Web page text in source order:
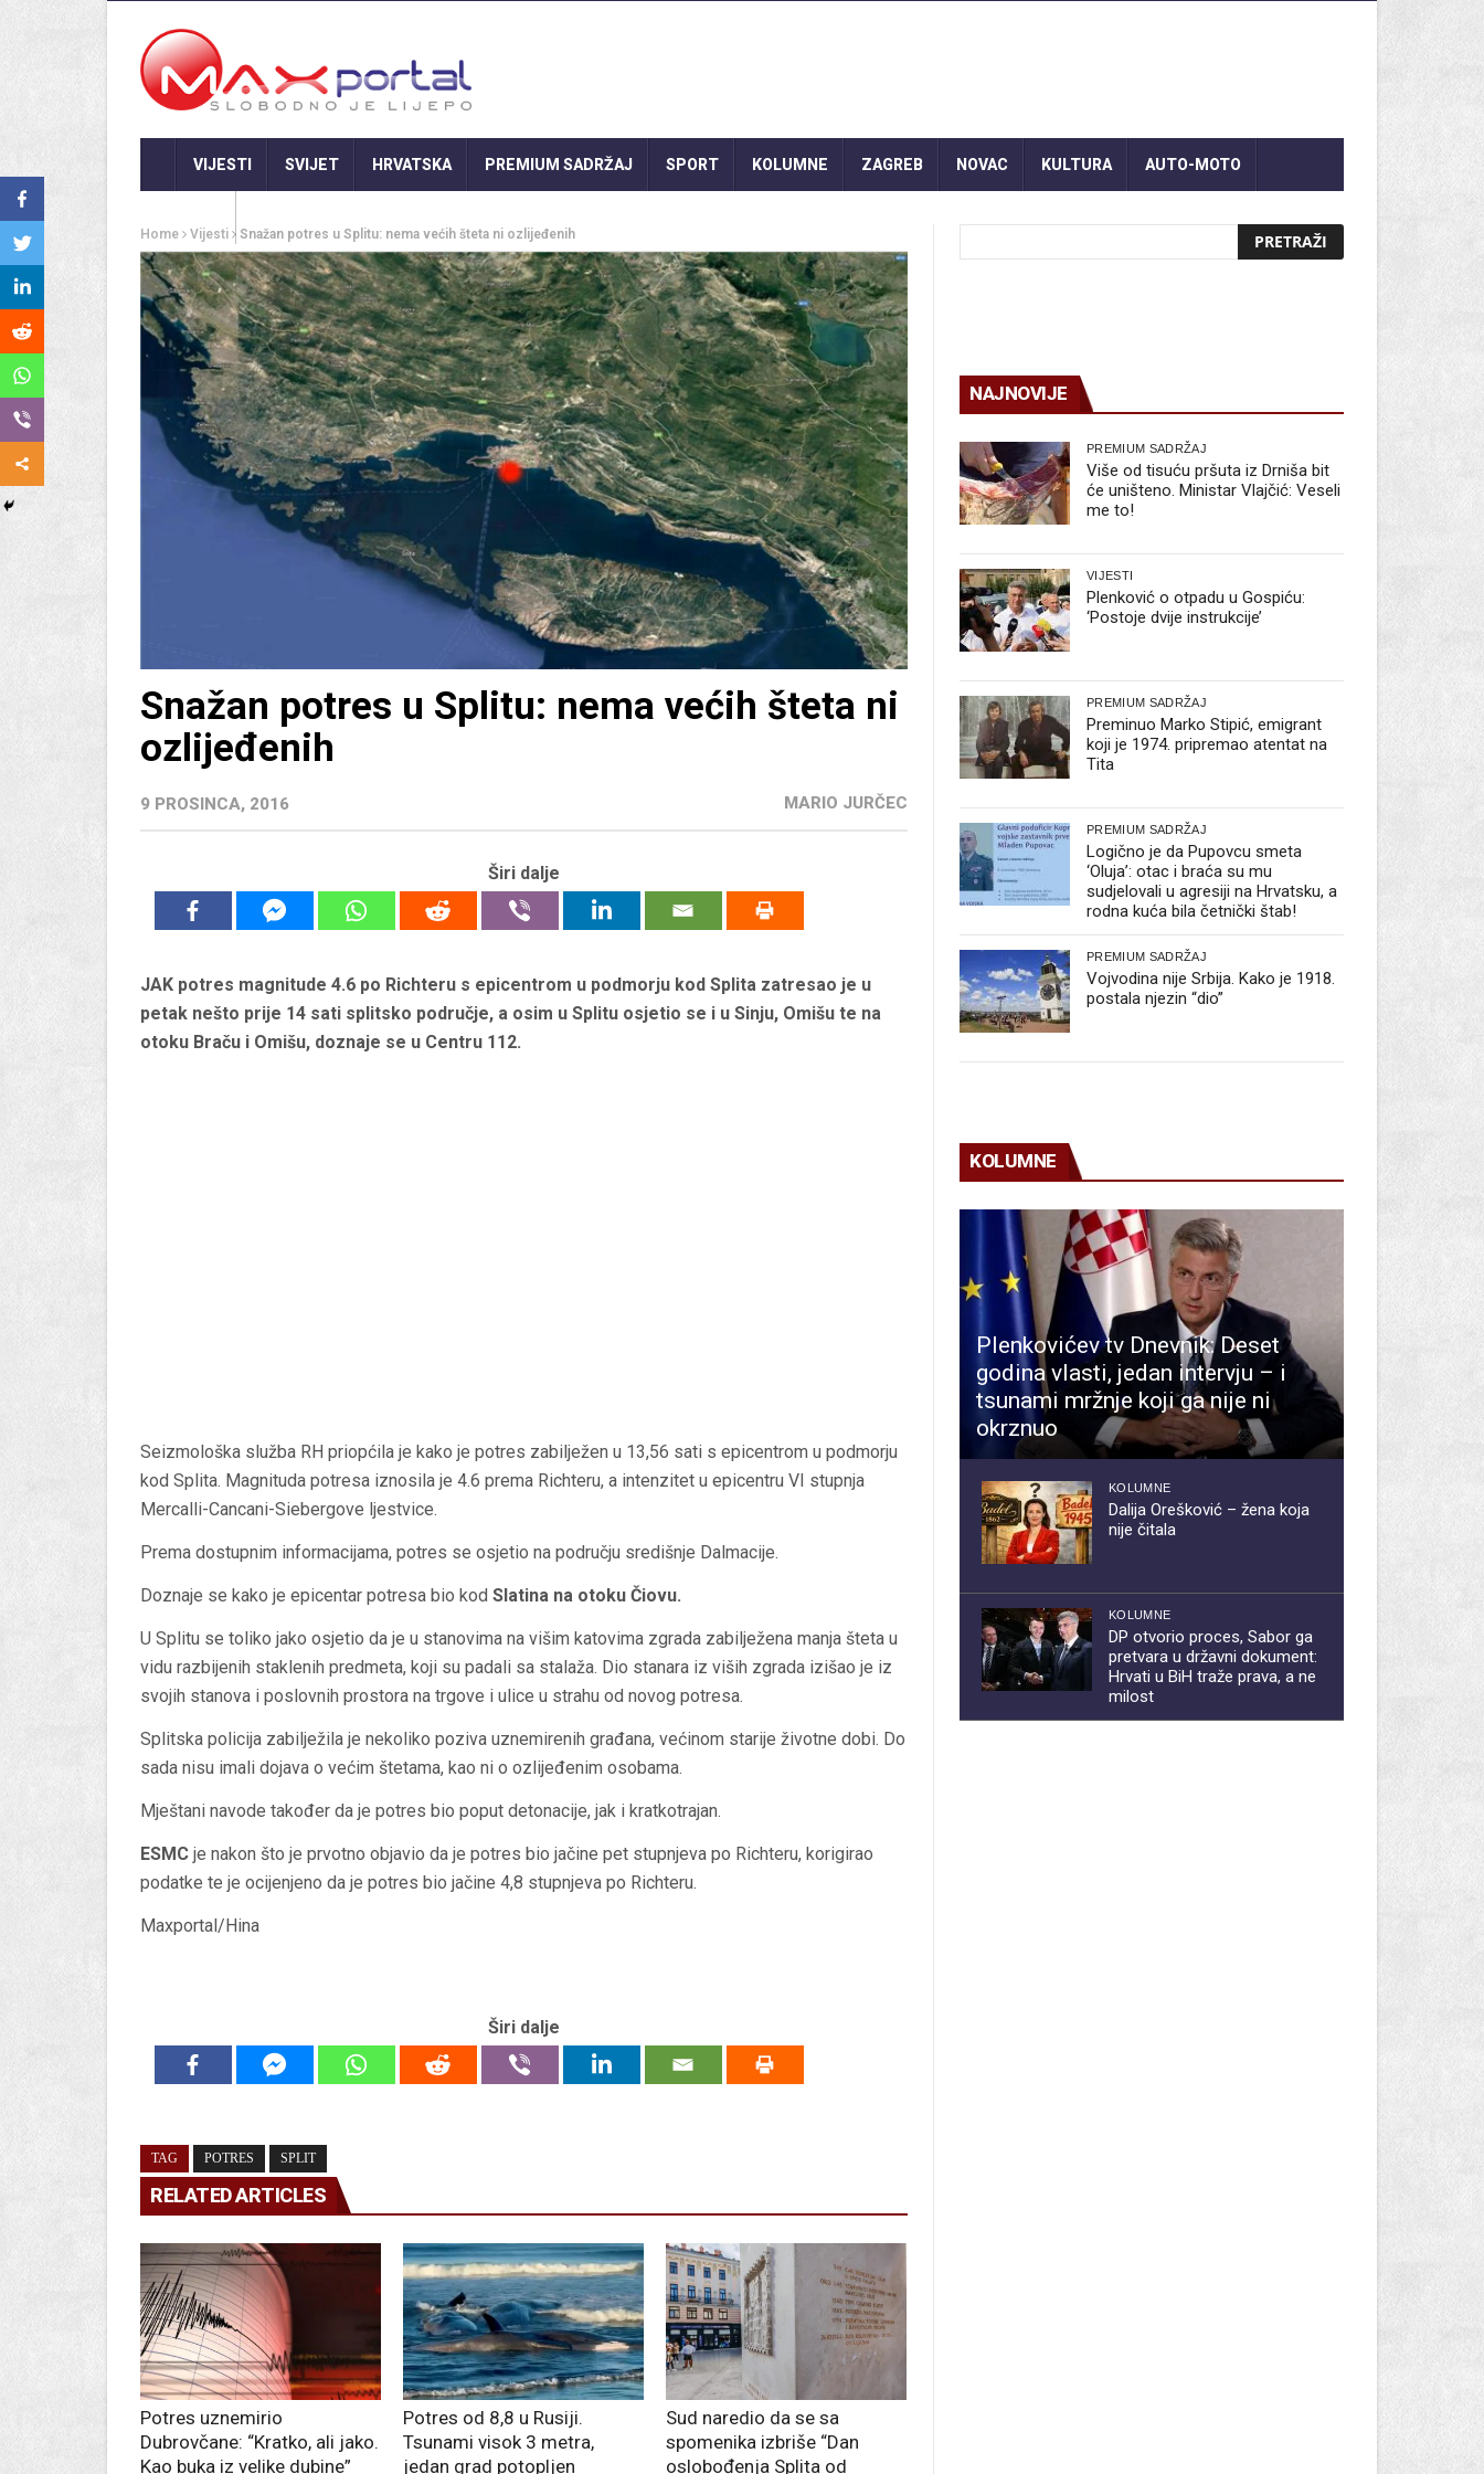
VIJESTI SVIJET HRVATSKA PREMIUM SADRŽAJ SPORT KOLUMNE ZAGREB NOVAC KULTURA AUTO-MOTO
Home Vijesti Snažan potres u Splitu: nema većih šteta ni ozlijeđenih
Snažan potres u Splitu: nema većih šteta ni
ozlijeđenih
9 PROSINCA, 2016 MARIO JURČEC
Širi dalje
JAK potres magnitude 4.6 po Richteru s epicentrom u podmorju kod Splita zatresao je u
petak nešto prije 14 sati splitsko područje, a osim u Splitu osjetio se i u Sinju, Omišu te na
otoku Braču i Omišu, doznaje se u Centru 112.
Seizmološka služba RH priopćila je kako je potres zabilježen u 13,56 sati s epicentrom u podmorju
kod Splita. Magnituda potresa iznosila je 4.6 prema Richteru, a intenzitet u epicentru VI stupnja
Mercalli-Cancani-Siebergove ljestvice.
Prema dostupnim informacijama, potres se osjetio na području središnje Dalmacije.
Doznaje se kako je epicentar potresa bio kod Slatina na otoku Čiovu.
U Splitu se toliko jako osjetio da je u stanovima na višim katovima zgrada zabilježena manja šteta u
vidu razbijenih staklenih predmeta, koji su padali sa stalaža. Dio stanara iz viših zgrada izišao je iz
svojih stanova i poslovnih prostora na trgove i ulice u strahu od novog potresa.
Splitska policija zabilježila je nekoliko poziva uznemirenih građana, većinom starije životne dobi. Do
sada nisu imali dojava o većim štetama, kao ni o ozlijeđenim osobama.
Mještani navode također da je potres bio poput detonacije, jak i kratkotrajan.
ESMC je nakon što je prvotno objavio da je potres bio jačine pet stupnjeva po Richteru, korigirao
podatke te je ocijenjeno da je potres bio jačine 4,8 stupnjeva po Richteru.
Maxportal/Hina
Širi dalje
TAG POTRES SPLIT
RELATED ARTICLES
Potres uznemirio
Dubrovčane: “Kratko, ali jako.
Kao buka iz velike dubine”
Potres od 8,8 u Rusiji.
Tsunami visok 3 metra,
jedan grad potopljen
Sud naredio da se sa
spomenika izbriše “Dan
oslobođenja Splita od
NAJNOVIJE
PREMIUM SADRŽAJ
Više od tisuću pršuta iz Drniša bit
će uništeno. Ministar Vlajčić: Veseli
me to!
VIJESTI
Plenković o otpadu u Gospiću:
‘Postoje dvije instrukcije’
PREMIUM SADRŽAJ
Preminuo Marko Stipić, emigrant
koji je 1974. pripremao atentat na
Tita
PREMIUM SADRŽAJ
Logično je da Pupovcu smeta
‘Oluja’: otac i braća su mu
sudjelovali u agresiji na Hrvatsku, a
rodna kuća bila četnički štab!
PREMIUM SADRŽAJ
Vojvodina nije Srbija. Kako je 1918.
postala njezin “dio”
KOLUMNE
Plenkovićev tv Dnevnik: Deset
godina vlasti, jedan intervju – i
tsunami mržnje koji ga nije ni
okrznuo
KOLUMNE
Dalija Orešković – žena koja
nije čitala
KOLUMNE
DP otvorio proces, Sabor ga
pretvara u državni dokument:
Hrvati u BiH traže prava, a ne
milost